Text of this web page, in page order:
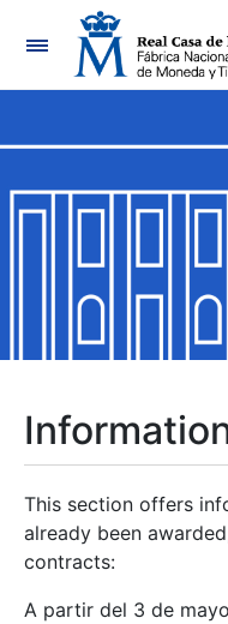
Show/Hide
Show/Hide
Show/Hide
Show/Hide
This section offers
already been
contracts:
A partir del 3 de